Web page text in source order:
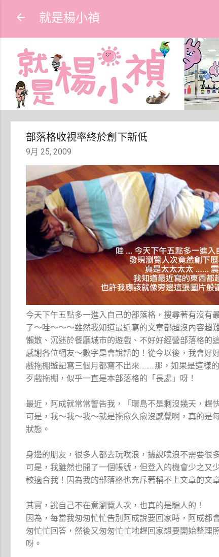
就是楊小禎
部落格收視率終於創下新低
9月 25, 2009
今天下午五點多一進入自己的部落格，搜尋著有沒有
了～哇～～～雖然我知道最近寫的文章都超沒內容超
懶散、沉迷於餐廳城市的遊戲、不好好經營部落格的
感謝各位網友～數字是會說話的！從今以後，我會好
戲拖棚遊記寫三個月都寫不出來………那，如果是這樣
歹戲拖棚，似乎一直是本部落格的「長處」呀！
最近，阿成就常常警告我，「環島不是剩沒幾天，趕
可是，我～我～我～就是拖愈久愈沒感覺啊，真的是
狀態。
身邊的朋友，很多人都去玩噗浪，據說噗浪不需要很
可是，我雖然也開了一個帳號，但登入的機會少之又
較適合我！因為我的部落格也充斥著稱不上文章的文
其實，說自己不在意瀏覽人次，也真的是騙人的！
因為，每當我匆匆忙忙告別阿成說要回家時，阿成都
匆忙忙回答，然後又匆匆忙忙地趕回家想要開始整理
呀。